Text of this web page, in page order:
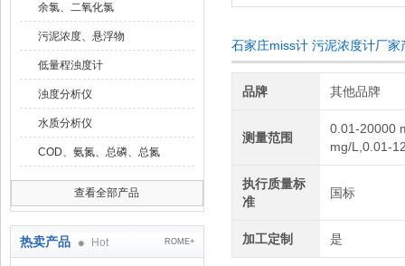
余氯、二氧化氯
污泥浓度、悬浮物
低量程浊度计
浊度分析仪
水质分析仪
COD、氨氮、总磷、总氮
查看全部产品
热卖产品 Hot ROME+
石家庄miss计 污泥浓度计厂家
品牌 其他品牌
测量范围
0.01-20000
mg/L,0.01-
执行质量标
准
国标
加工定制 是